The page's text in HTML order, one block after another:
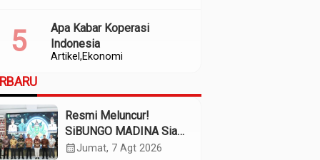
Artikel Ekonomi
Apa Kabar Koperasi
Indonesia
Resmi Meluncur!
SiBUNGO MADINA Siap
Optimalkan Pendapatan
calendar_monthJumat, 7 Agt 2026